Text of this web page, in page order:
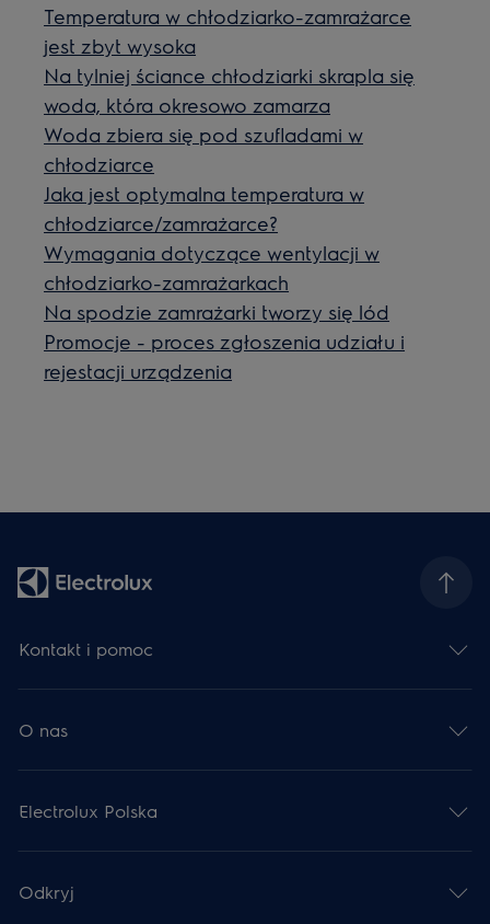
Temperatura w chłodziarko-zamrażarce
jest zbyt wysoka
Na tylniej ściance chłodziarki skrapla się
woda, która okresowo zamarza
Woda zbiera się pod szufladami w
chłodziarce
Jaka jest optymalna temperatura w
chłodziarce/zamrażarce?
Wymagania dotyczące wentylacji w
chłodziarko-zamrażarkach
Na spodzie zamrażarki tworzy się lód
Promocje - proces zgłoszenia udziału i
rejestacji urządzenia
Kontakt i pomoc
O nas
Electrolux Polska
Odkryj